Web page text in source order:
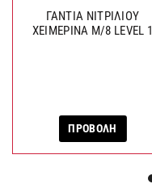
ΓΑΝΤΙΑ ΝΙΤΡΙΛΙΟΥ
ΧΕΙΜΕΡΙΝΑ M/8 LEVEL 1
ΠΡΟΒΟΛΗ